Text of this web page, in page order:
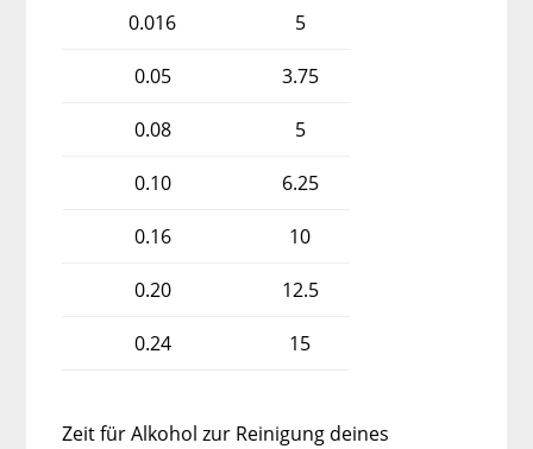
0.016
5
0.05 3.75
0.08 5
0.10 6.25
0.16 10
0.20 12.5
0.24 15
Zeit für Alkohol zur Reinigung deines